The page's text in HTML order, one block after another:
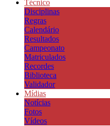
Técnico
Disciplinas
Regras
Calendário
Resultados
Campeonato
Matriculados
Recordes
Biblioteca
Validador
Mídias
Notícias
Fotos
Vídeos